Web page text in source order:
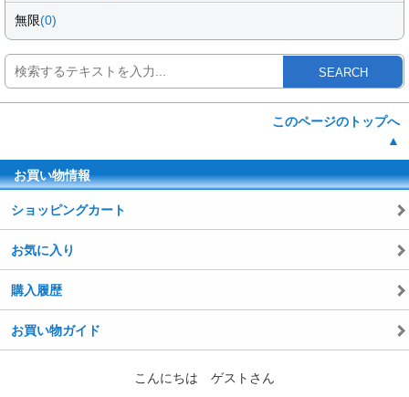
無限(0)
SEARCH
このページのトップへ
▲
お買い物情報
ショッピングカート
お気に入り
購入履歴
お買い物ガイド
こんにちは ゲストさん